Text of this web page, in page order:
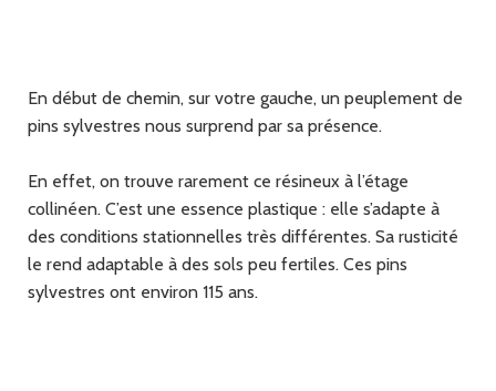
En début de chemin, sur votre gauche, un peuplement de
pins sylvestres nous surprend par sa présence.
En effet, on trouve rarement ce résineux à l’étage
collinéen. C’est une essence plastique : elle s’adapte à
des conditions stationnelles très différentes. Sa rusticité
le rend adaptable à des sols peu fertiles. Ces pins
sylvestres ont environ 115 ans.